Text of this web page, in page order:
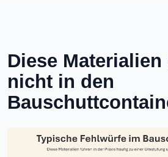
Diese Materialien
nicht in den